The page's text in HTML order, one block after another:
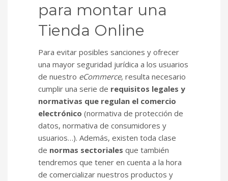
para montar una
Tienda Online
Para evitar posibles sanciones y ofrecer
una mayor seguridad jurídica a los usuarios
de nuestro eCommerce, resulta necesario
cumplir una serie de requisitos legales y
normativas que regulan el comercio
electrónico (normativa de protección de
datos, normativa de consumidores y
usuarios…). Además, existen toda clase
de normas sectoriales que también
tendremos que tener en cuenta a la hora
de comercializar nuestros productos y